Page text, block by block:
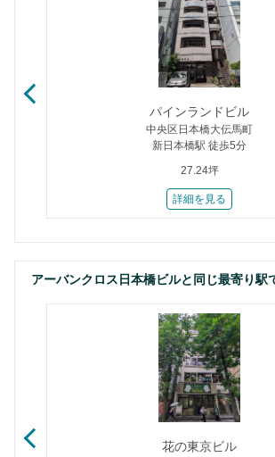
パインランドビル
中央区日本橋大伝馬町
新日本橋駅 徒歩5分
27.24坪
詳細を見る
アーバンクロス日本橋ビルと同じ最寄り駅
花の東京ビル